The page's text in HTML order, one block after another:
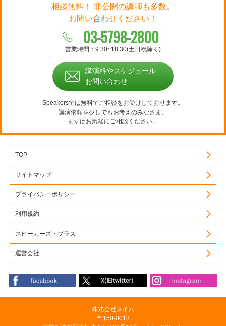
相談無料！ 非公開の講師も多数。
お問い合わせください！
03-5798-2800
営業時間：9:30~18:30(土日祝除く)
講演料やスケジュール
お問い合わせ
Speakersでは無料でご相談をお受けしております。
講演依頼を少しでもお考えのみなさま、
まずはお気軽にご相談ください。
TOP
サイトマップ
プライバシーポリシー
利用規約
スピーカーズ・プラス
運営会社
株式会社タイム
〒150-0013